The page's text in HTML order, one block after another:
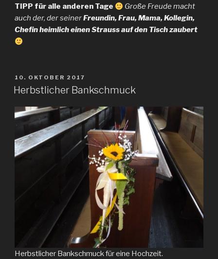
TIPP für alle anderen Tage
Große Freude macht
auch der, der seinerFreundin, Frau, Mama, Kollegin,
Chefin heimlich einen Strauss auf den Tisch zaubert
VERÖFFENTLICHT
AM
10. OKTOBER 2017
Herbstlicher Bankschmuck
Herbstlicher Bankschmuck für eine Hochzeit.